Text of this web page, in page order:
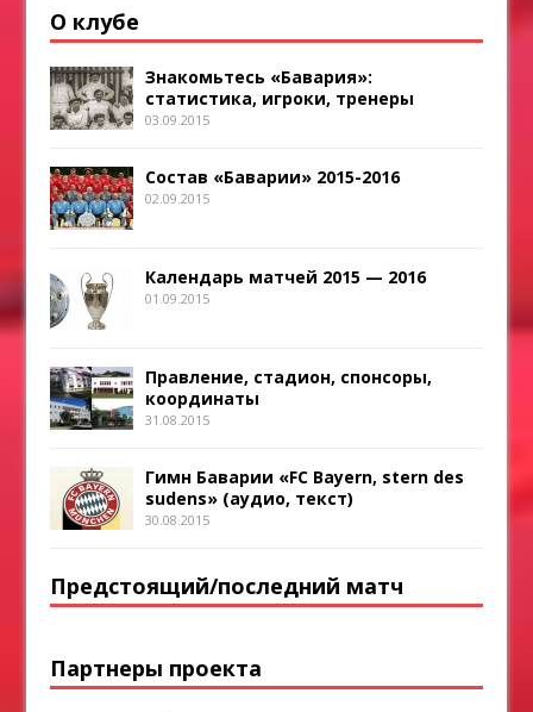
О клубе
Знакомьтесь «Бавария»:
статистика, игроки, тренеры
03.09.2015
Состав «Баварии» 2015-2016
02.09.2015
Календарь матчей 2015 — 2016
01.09.2015
Правление, стадион, спонсоры,
координаты
31.08.2015
Гимн Баварии «FC Bayern, stern des
sudens» (аудио, текст)
30.08.2015
Предстоящий/последний матч
Партнеры проекта